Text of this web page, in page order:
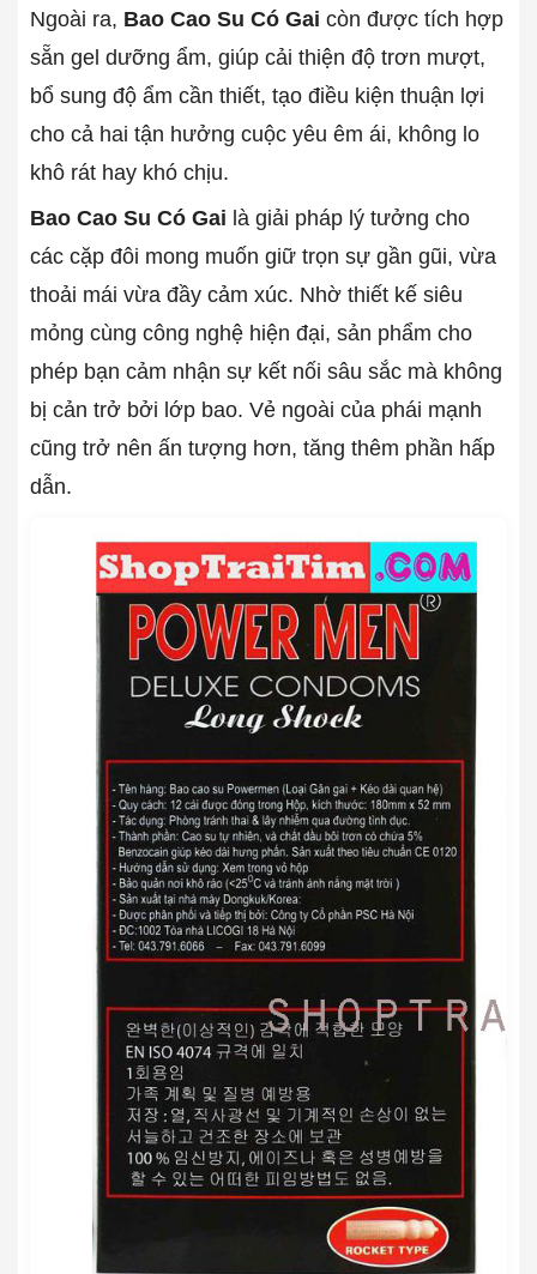
Ngoài ra, Bao Cao Su Có Gai còn được tích hợp
sẵn gel dưỡng ẩm, giúp cải thiện độ trơn mượt,
bổ sung độ ẩm cần thiết, tạo điều kiện thuận lợi
cho cả hai tận hưởng cuộc yêu êm ái, không lo
khô rát hay khó chịu.
Bao Cao Su Có Gai là giải pháp lý tưởng cho
các cặp đôi mong muốn giữ trọn sự gần gũi, vừa
thoải mái vừa đầy cảm xúc. Nhờ thiết kế siêu
mỏng cùng công nghệ hiện đại, sản phẩm cho
phép bạn cảm nhận sự kết nối sâu sắc mà không
bị cản trở bởi lớp bao. Vẻ ngoài của phái mạnh
cũng trở nên ấn tượng hơn, tăng thêm phần hấp
dẫn.